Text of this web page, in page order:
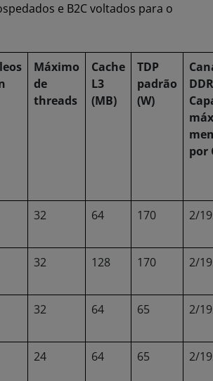
e B2C voltados para o
Máximo
de
threads
Cache
L3
(MB)
TDP
padrão
(W)
por
32 64 170 2/
32 128 170 2/
32 64 65 2/
24 64 65 2/